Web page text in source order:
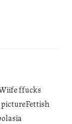
ffucks
pictureFettish